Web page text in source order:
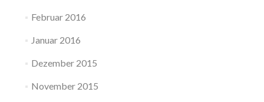
Februar 2016
Januar 2016
Dezember 2015
November 2015